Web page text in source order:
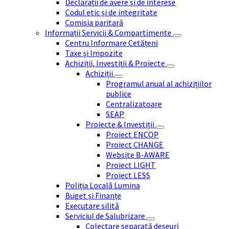
Codul etic și de integritate
Comisia paritară
Informații Servicii & Compartimente
Centru Informare Cetățeni
Taxe și Impozite
Achiziții, Investiții & Proiecte
Achiziții
Programul anual al achizițiilor
publice
Centralizatoare
SEAP
Proiecte & Investiții
Proiect ENCOP
Proiect CHANGE
Website B-AWARE
Proiect LIGHT
Proiect LESS
Poliția Locală Lumina
Buget și Finanțe
Executare silită
Serviciul de Salubrizare
Colectare separată deșeuri